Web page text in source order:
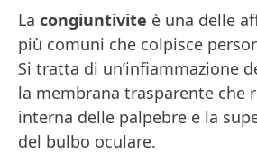
La congiuntivite è una delle
più comuni che colpisce
Si tratta di un’infiammazione
la membrana trasparente che
interna delle palpebre e la
del bulbo oculare.